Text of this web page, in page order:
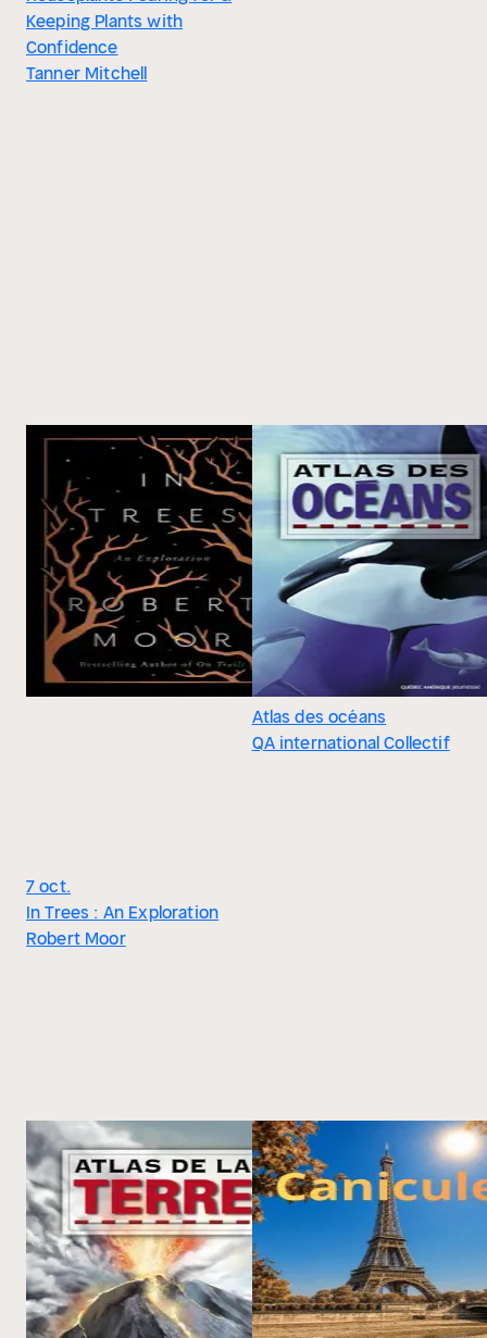
Keeping Plants with
Confidence
Tanner Mitchell
7 oct.
In Trees : An Exploration
Robert Moor
Atlas des océans
QA international Collectif